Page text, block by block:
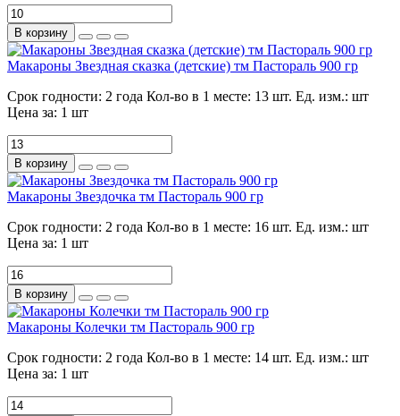
В корзину
Макароны Звездная сказка (детские) тм Пастораль 900 гр
Срок годности: 2 года Кол-во в 1 месте: 13 шт. Ед. изм.: шт
Цена за: 1 шт
В корзину
Макароны Звездочка тм Пастораль 900 гр
Срок годности: 2 года Кол-во в 1 месте: 16 шт. Ед. изм.: шт
Цена за: 1 шт
В корзину
Макароны Колечки тм Пастораль 900 гр
Срок годности: 2 года Кол-во в 1 месте: 14 шт. Ед. изм.: шт
Цена за: 1 шт